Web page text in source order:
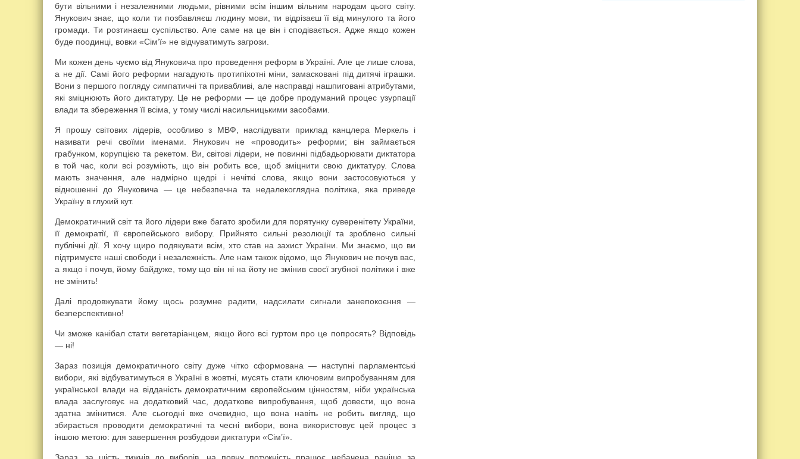
бути вільними і незалежними людьми, рівними всім іншим вільним народам цього світу.
Янукович знає, що коли ти позбавляєш людину мови, ти відрізаєш її від минулого та його
громади. Ти розтинаєш суспільство. Але саме на це він і сподівається. Адже якщо кожен
буде поодинці, вовки «Сім’ї» не відчуватимуть загрози.
Ми кожен день чуємо від Януковича про проведення реформ в Україні. Але це лише слова,
а не дії. Самі його реформи нагадують протипіхотні міни, замасковані під дитячі іграшки.
Вони з першого погляду симпатичні та привабливі, але насправді нашпиговані атрибутами,
які зміцнюють його диктатуру. Це не реформи — це добре продуманий процес узурпації
влади та збереження її всіма, у тому числі насильницькими засобами.
Я прошу світових лідерів, особливо з МВФ, наслідувати приклад канцлера Меркель і
називати речі своїми іменами. Янукович не «проводить» реформи; він займається
грабунком, корупцією та рекетом. Ви, світові лідери, не повинні підбадьорювати диктатора
в той час, коли всі розуміють, що він робить все, щоб зміцнити свою диктатуру. Слова
мають значення, але надмірно щедрі і нечіткі слова, якщо вони застосовуються у
відношенні до Януковича — це небезпечна та недалекоглядна політика, яка приведе
Україну в глухий кут.
Демократичний світ та його лідери вже багато зробили для порятунку суверенітету України,
її демократії, її європейського вибору. Прийнято сильні резолюції та зроблено сильні
публічні дії. Я хочу щиро подякувати всім, хто став на захист України. Ми знаємо, що ви
підтримуєте наші свободи і незалежність. Але нам також відомо, що Янукович не почув вас,
а якщо і почув, йому байдуже, тому що він ні на йоту не змінив своєї згубної політики і вже
не змінить!
Далі продовжувати йому щось розумне радити, надсилати сигнали занепокоєння —
безперспективно!
Чи зможе канібал стати вегетаріанцем, якщо його всі гуртом про це попросять? Відповідь
— ні!
Зараз позиція демократичного світу дуже чітко сформована — наступні парламентські
вибори, які відбуватимуться в Україні в жовтні, мусять стати ключовим випробуванням для
української влади на відданість демократичним європейським цінностям, ніби українська
влада заслуговує на додатковий час, додаткове випробування, щоб довести, що вона
здатна змінитися. Але сьогодні вже очевидно, що вона навіть не робить вигляд, що
збирається проводити демократичні та чесні вибори, вона використовує цей процес з
іншою метою: для завершення розбудови диктатури «Сім’ї».